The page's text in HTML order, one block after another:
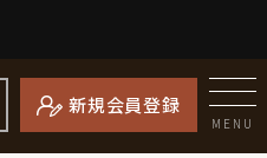
新規会員登録
MENU